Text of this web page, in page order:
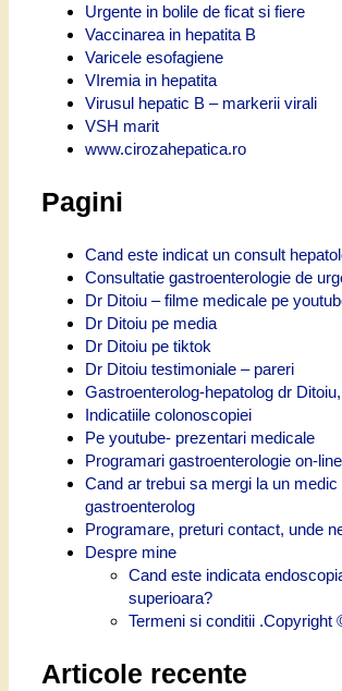
Urgente in bolile de ficat si fiere
Vaccinarea in hepatita B
Varicele esofagiene
VIremia in hepatita
Virusul hepatic B – markerii virali
VSH marit
www.cirozahepatica.ro
Pagini
Cand este indicat un consult
Consultatie gastroenterologie de
Dr Ditoiu – filme medicale pe
Dr Ditoiu pe media
Dr Ditoiu pe tiktok
Dr Ditoiu testimoniale – pareri
Gastroenterolog-hepatolog dr
Indicatiile colonoscopiei
Pe youtube- prezentari medicale
Programari gastroenterologie on-line
Cand ar trebui sa mergi la un medic
gastroenterolog
Programare, preturi contact, unde
Despre mine
Cand este indicata
superioara?
Termeni si conditii .Copyright
Articole recente